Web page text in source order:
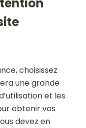
choisissez
une grande
et les
obtenir vos
devez en